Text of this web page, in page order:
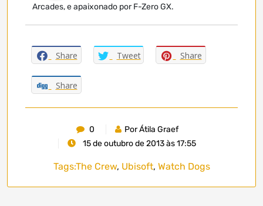
Arcades, e apaixonado por F-Zero GX.
Share Tweet Share
Share
0
Por Átila Graef
15 de outubro de 2013 às 17:55
Tags:The Crew, Ubisoft, Watch Dogs